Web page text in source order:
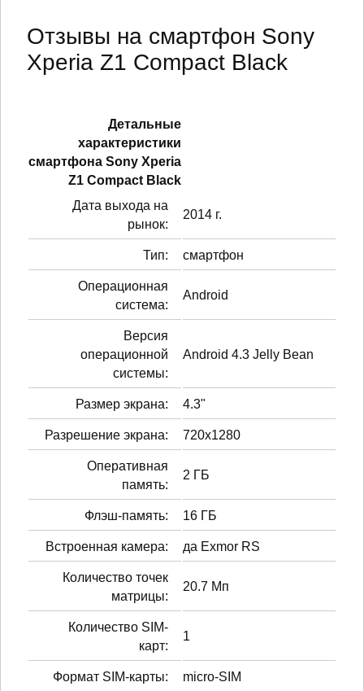
Отзывы на смартфон Sony
Xperia Z1 Compact Black
Детальные
характеристики
смартфонa Sony Xperia
Z1 Compact Black
Дата выхода на
рынок:
2014 г.
Тип: смартфон
Операционная
система:
Android
Версия
операционной
системы:
Android 4.3 Jelly Bean
Размер экрана: 4.3"
Разрешение экрана: 720x1280
Оперативная
память:
2 ГБ
Флэш-память: 16 ГБ
Встроенная камера: да Exmor RS
Количество точек
матрицы:
20.7 Мп
Количество SIM-
карт:
1
Формат SIM-карты: micro-SIM